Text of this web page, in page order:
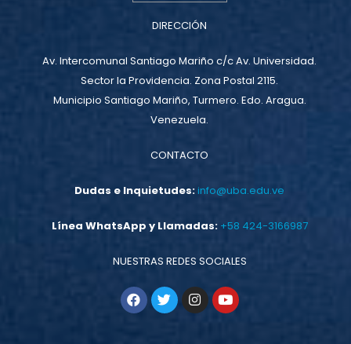
DIRECCIÓN
Av. Intercomunal Santiago Mariño c/c Av. Universidad.
Sector la Providencia. Zona Postal 2115.
Municipio Santiago Mariño, Turmero. Edo. Aragua.
Venezuela.
CONTACTO
Dudas e Inquietudes:info@uba.edu.ve
Línea WhatsApp y Llamadas:+58 424-3166987
NUESTRAS REDES SOCIALES